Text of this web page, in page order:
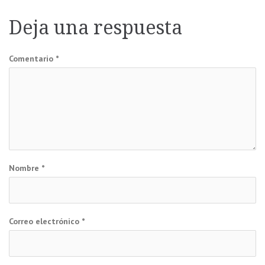
entradas
Deja una respuesta
Comentario *
Nombre *
Correo electrónico *